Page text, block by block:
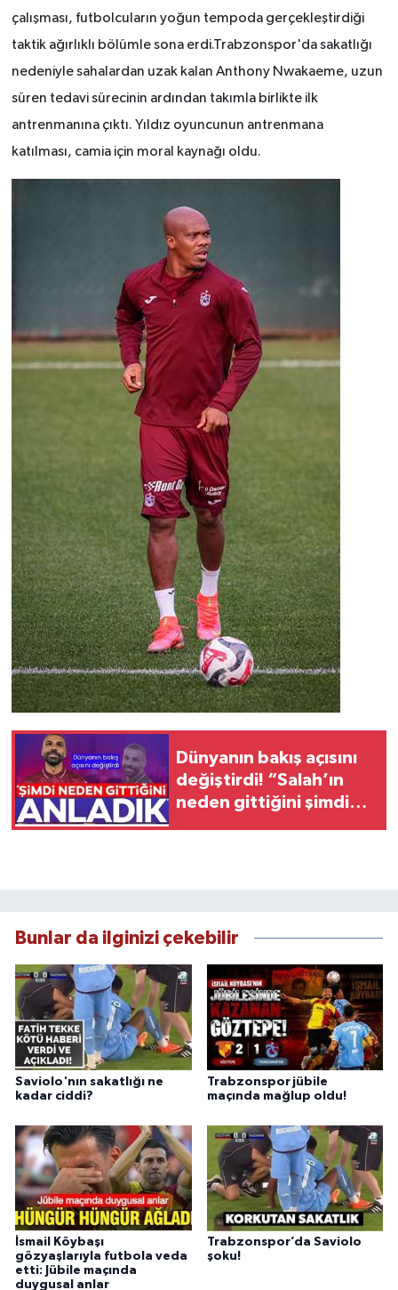
çalışması, futbolcuların yoğun tempoda gerçekleştirdiği
taktik ağırlıklı bölümle sona erdi.Trabzonspor'da sakatlığı
nedeniyle sahalardan uzak kalan Anthony Nwakaeme, uzun
süren tedavi sürecinin ardından takımla birlikte ilk
antrenmanına çıktı. Yıldız oyuncunun antrenmana
katılması, camia için moral kaynağı oldu.
Dünyanın bakış açısını
değiştirdi! “Salah’ın
neden gittiğini şimdi
Bunlar da ilginizi çekebilir
Saviolo'nın sakatlığı ne
kadar ciddi?
Trabzonspor jübile
maçında mağlup oldu!
İsmail Köybaşı
gözyaşlarıyla futbola veda
etti: Jübile maçında
duygusal anlar
Trabzonspor’da Saviolo
şoku!